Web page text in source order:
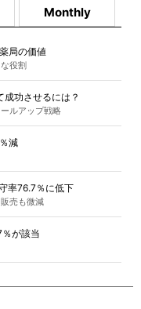
Monthly
局の価値
役割
功させるには？
ルアップ戦略
減
率76.7％に低下
売も微減
が該当